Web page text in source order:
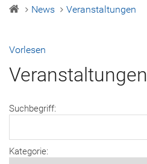
News Veranstaltungen
Vorlesen
Veranstaltungen
Suchbegriff:
Kategorie: